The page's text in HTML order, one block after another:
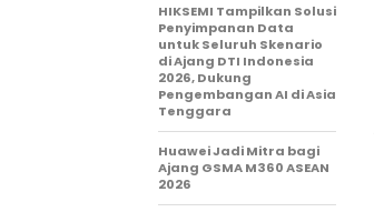
HIKSEMI Tampilkan Solusi
Penyimpanan Data
untuk Seluruh Skenario
di Ajang DTI Indonesia
2026, Dukung
Pengembangan AI di Asia
Tenggara
Huawei Jadi Mitra bagi
Ajang GSMA M360 ASEAN
2026